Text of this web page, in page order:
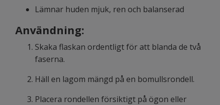
Lämnar huden mjuk, ren och balanserad
Användning:
Skaka flaskan ordentligt för att blanda de två
faserna.
Häll en lagom mängd på en bomullsrondell.
Placera rondellen försiktigt på ögon eller